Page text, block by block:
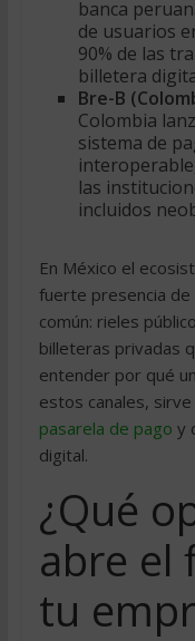
banca
de usuarios
90% de las
billetera
Bre-B
Colombia
sistema de
las
incluidos
En México el
fuerte presencia de
común: rieles
billeteras privadas
entender por qué
estos canales,
pasarela de pago y
digital.
¿Qué
abre el
tu